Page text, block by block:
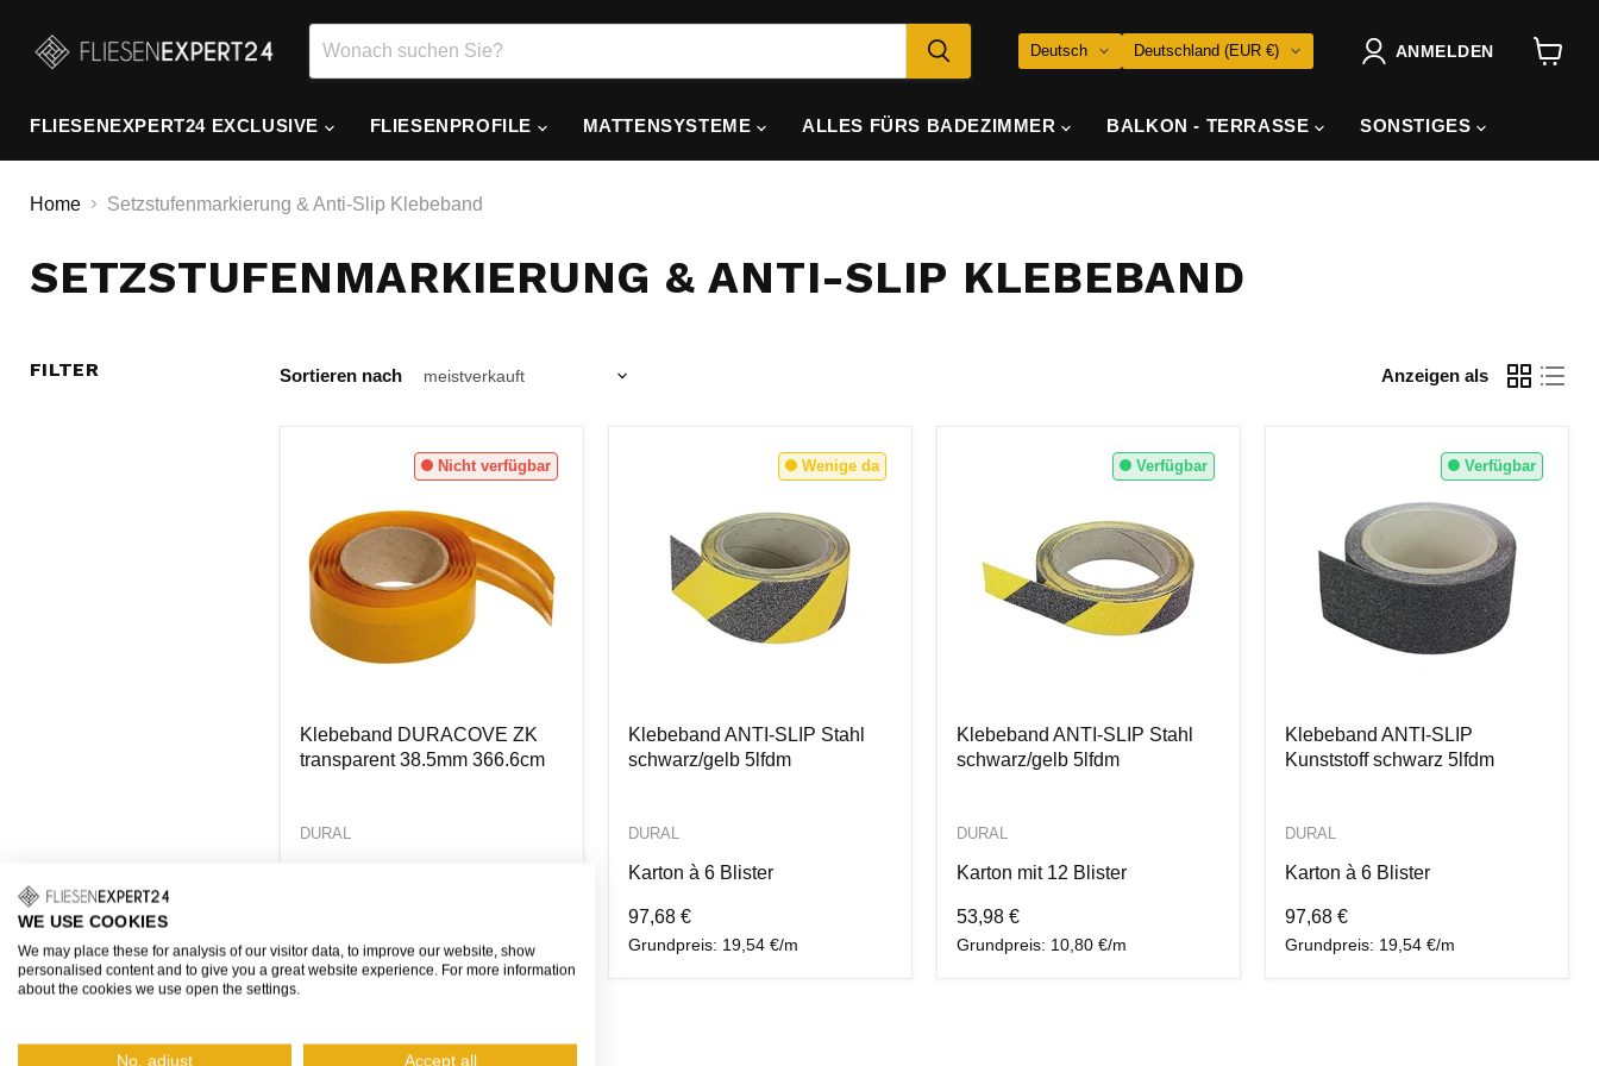
SPRACHE
Deutsch LAND
Deutschland (EUR €) ANMELDEN
FLIESENEXPERT24 EXCLUSIVE
FLIESENPROFILE MATTENSYSTEME ALLES FÜRS BADEZIMMER BALKON - TERRASSE SONSTIGES
Home Setzstufenmarkierung & Anti-Slip Klebeband
SETZSTUFENMARKIERUNG & ANTI-SLIP KLEBEBAND
FILTER Sortieren nach Anzeigen als
Nicht verfügbar
Klebeband DURACOVE ZK
transparent 38.5mm 366.6cm
DURAL
Grundpreis: 8,02 €/m
Wenige da
Klebeband ANTI-SLIP Stahl
schwarz/gelb 5lfdm
DURAL
Karton à 6 Blister
97,68 €
Grundpreis: 19,54 €/m
Verfügbar
Klebeband ANTI-SLIP Stahl
schwarz/gelb 5lfdm
DURAL
Karton mit 12 Blister
53,98 €
Grundpreis: 10,80 €/m
Verfügbar
Klebeband ANTI-SLIP
Kunststoff schwarz 5lfdm
DURAL
Karton à 6 Blister
97,68 €
Grundpreis: 19,54 €/m
Wenige da
WE USE COOKIES
We may place these for analysis of our visitor data, to improve our website, show
personalised content and to give you a great website experience. For more information
about the cookies we use open the settings.
No, adjust Accept all